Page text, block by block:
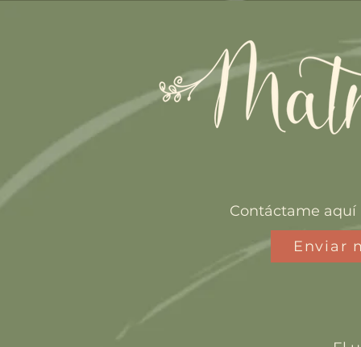
Contáctame aquí
Enviar